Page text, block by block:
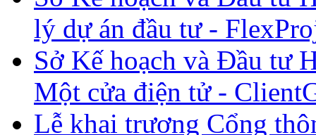
lý dự án đầu tư -
Sở Kế hoạch và Đầu tư
Một cửa điện tử -
Lễ khai trương Cổng